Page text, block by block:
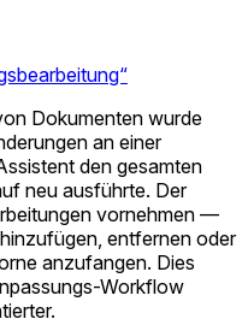
Dokumenten wurde
an einer
den gesamten
neu ausführte. Der
vornehmen —
entfernen oder
anzufangen. Dies
Workflow